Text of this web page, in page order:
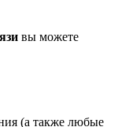
вы можете
(а также любые